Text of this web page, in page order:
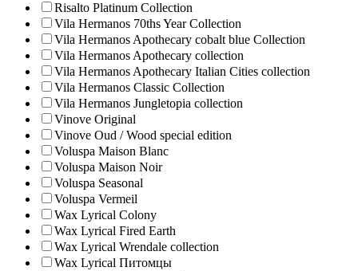
Risalto Platinum Collection
Vila Hermanos 70ths Year Collection
Vila Hermanos Apothecary cobalt blue Collection
Vila Hermanos Apothecary collection
Vila Hermanos Apothecary Italian Cities collection
Vila Hermanos Classic Collection
Vila Hermanos Jungletopia collection
Vinove Original
Vinove Oud / Wood special edition
Voluspa Maison Blanc
Voluspa Maison Noir
Voluspa Seasonal
Voluspa Vermeil
Wax Lyrical Colony
Wax Lyrical Fired Earth
Wax Lyrical Wrendale collection
Wax Lyrical Питомцы